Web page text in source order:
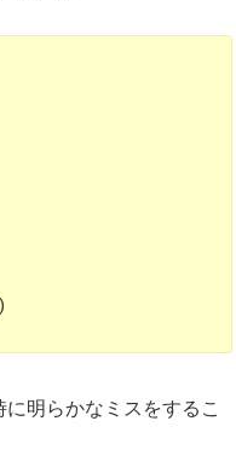
に明らかなミスをするこ